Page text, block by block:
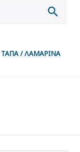
ΤΑΠΑ / ΛΑΜΑΡΙΝΑ